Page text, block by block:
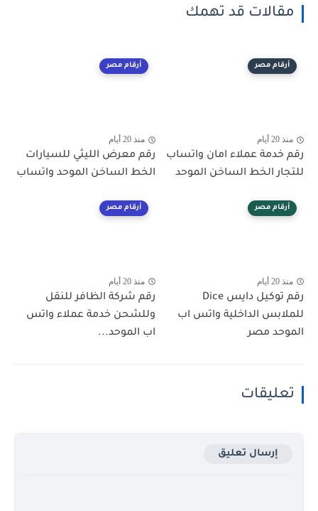
مقالات قد تهمك
أرقام مصر
منذ 20 أيام
رقم خدمة عملاء امان واتساب
للتجار الخط الساخن الموحد
أرقام مصر
منذ 20 أيام
رقم معرض الليثي للسيارات
الخط الساخن الموحد واتساب
أرقام مصر
منذ 20 أيام
رقم توكيل دايس Dice
للملابس الداخلية واتس اب
الموحد مصر
أرقام مصر
منذ 20 أيام
رقم شركة الظافر للنقل
وللشحن خدمة عملاء واتس
اب الموحد...
تعليقات
إرسال تعليق